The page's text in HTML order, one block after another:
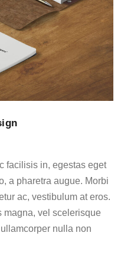
facilisis in, egestas eget
a pharetra augue. Morbi
ac, vestibulum at eros.
magna, vel scelerisque
nulla non